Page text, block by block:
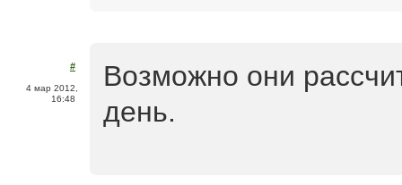
#
4 мар 2012,
16:48
Возможно они
день.